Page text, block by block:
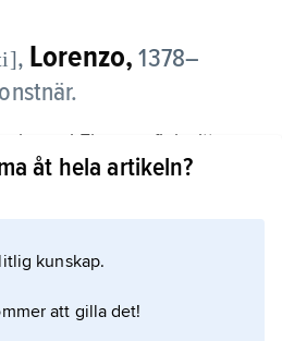
, Lorenzo, 1378–
i Florens, fick sitt
1401–02 om den
Ghibertis nästa
åt hela artikeln?
kunskap.
att gilla det!